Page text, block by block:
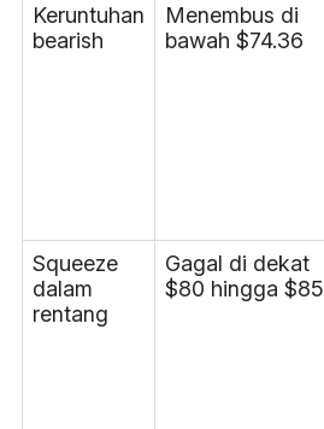
Keruntuhan
bearish
Menembus di
bawah $74.36
Squeeze
dalam
rentang
Gagal di dekat
$80 hingga $85